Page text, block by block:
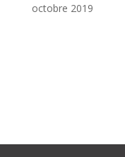
octobre 2019